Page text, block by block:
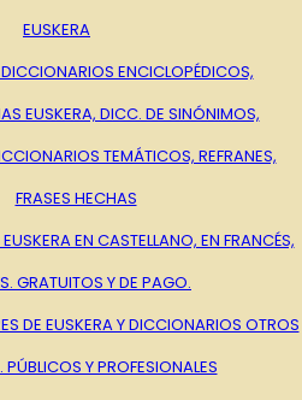
EUSKERA
ENCICLOPÉDICOS,
EUSKERA, DICC. DE SINÓNIMOS,
TEMÁTICOS, REFRANES,
FRASES HECHAS
EN CASTELLANO, EN FRANCÉS,
GRATUITOS Y DE PAGO.
DE EUSKERA Y DICCIONARIOS OTROS
Y PROFESIONALES